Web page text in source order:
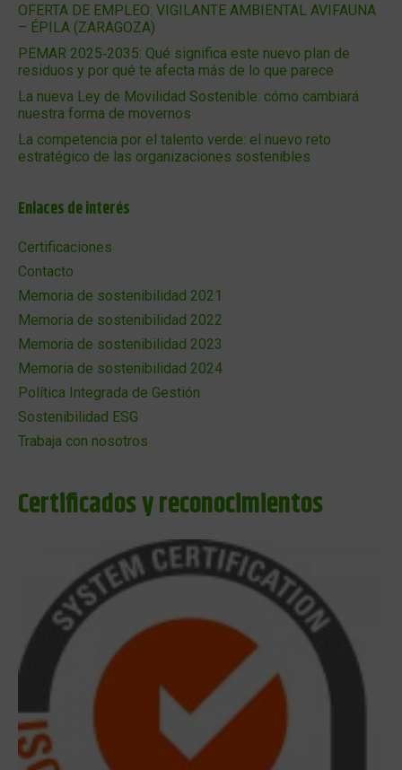
OFERTA DE EMPLEO: VIGILANTE AMBIENTAL AVIFAUNA
– ÉPILA (ZARAGOZA)
PEMAR 2025‑2035: Qué significa este nuevo plan de
residuos y por qué te afecta más de lo que parece
La nueva Ley de Movilidad Sostenible: cómo cambiará
nuestra forma de movernos
La competencia por el talento verde: el nuevo reto
estratégico de las organizaciones sostenibles
Enlaces de interés
Certificaciones
Contacto
Memoria de sostenibilidad 2021
Memoria de sostenibilidad 2022
Memoria de sostenibilidad 2023
Memoria de sostenibilidad 2024
Política Integrada de Gestión
Sostenibilidad ESG
Trabaja con nosotros
Certificados y reconocimientos